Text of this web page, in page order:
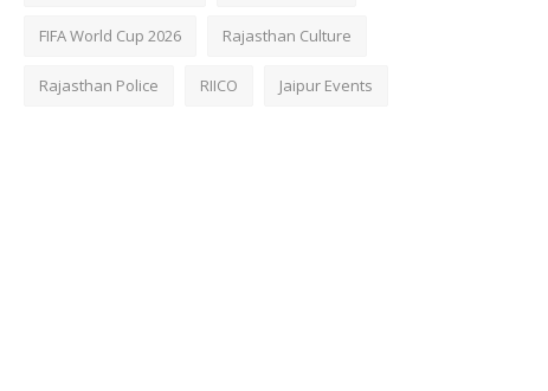
FIFA World Cup 2026 Rajasthan Culture
Rajasthan Police RIICO Jaipur Events